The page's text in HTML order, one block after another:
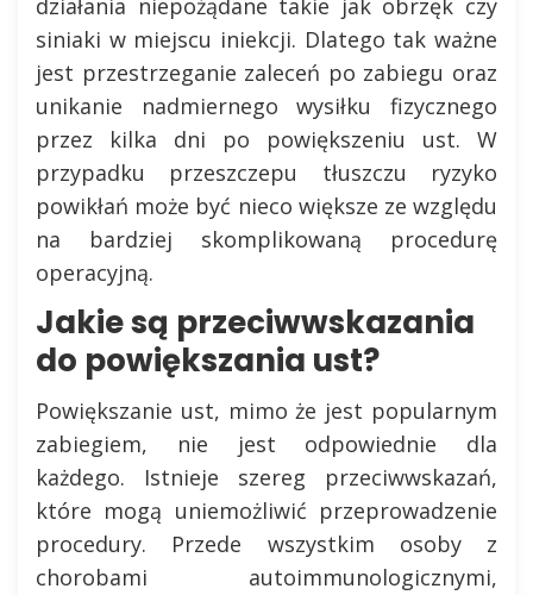
działania niepożądane takie jak obrzęk czy
siniaki w miejscu iniekcji. Dlatego tak ważne
jest przestrzeganie zaleceń po zabiegu oraz
unikanie nadmiernego wysiłku fizycznego
przez kilka dni po powiększeniu ust. W
przypadku przeszczepu tłuszczu ryzyko
powikłań może być nieco większe ze względu
na bardziej skomplikowaną procedurę
operacyjną.
Jakie są przeciwwskazania
do powiększania ust?
Powiększanie ust, mimo że jest popularnym
zabiegiem, nie jest odpowiednie dla
każdego. Istnieje szereg przeciwwskazań,
które mogą uniemożliwić przeprowadzenie
procedury. Przede wszystkim osoby z
chorobami autoimmunologicznymi,